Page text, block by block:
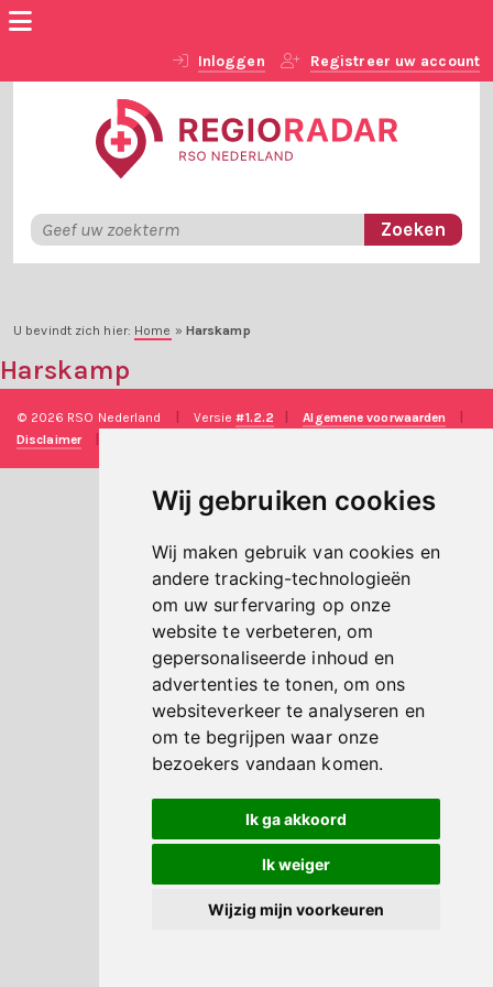
Wij gebruiken cookies
Wij maken gebruik van cookies en
andere tracking-technologieën
om uw surfervaring op onze
website te verbeteren, om
gepersonaliseerde inhoud en
advertenties te tonen, om ons
websiteverkeer te analyseren en
om te begrijpen waar onze
bezoekers vandaan komen.
Ik ga akkoord
Ik weiger
Wijzig mijn voorkeuren
Inloggen Registreer uw account
U bevindt zich hier: Home » Harskamp
Harskamp
© 2026 RSO Nederland Versie#1.2.2 Algemene voorwaarden
Disclaimer